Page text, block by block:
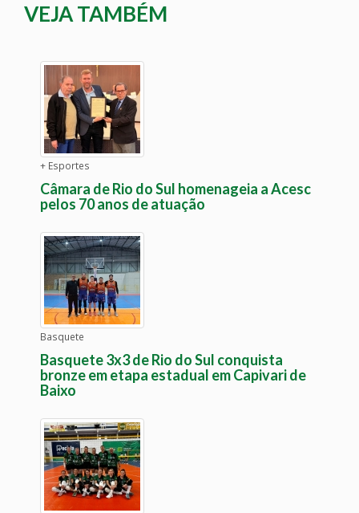
VEJA TAMBÉM
+ Esportes
Câmara de Rio do Sul homenageia a Acesc
pelos 70 anos de atuação
Basquete
Basquete 3x3 de Rio do Sul conquista
bronze em etapa estadual em Capivari de
Baixo